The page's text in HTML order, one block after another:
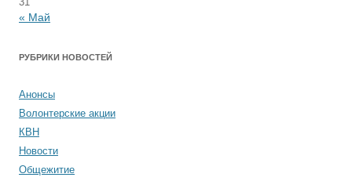
« Май
РУБРИКИ НОВОСТЕЙ
Анонсы
Волонтерские акции
КВН
Новости
Общежитие